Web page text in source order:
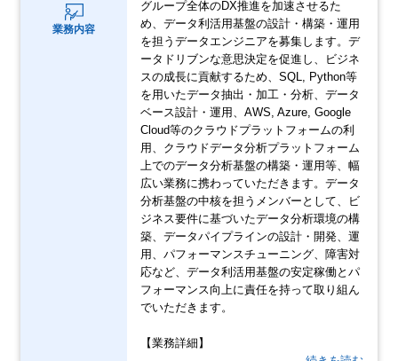
業務内容
グループ全体のDX推進を加速させるた
め、データ利活用基盤の設計・構築・運用
を担うデータエンジニアを募集します。デ
ータドリブンな意思決定を促進し、ビジネ
スの成長に貢献するため、SQL, Python等
を用いたデータ抽出・加工・分析、データ
ベース設計・運用、AWS, Azure, Google
Cloud等のクラウドプラットフォームの利
用、クラウドデータ分析プラットフォーム
上でのデータ分析基盤の構築・運用等、幅
広い業務に携わっていただきます。データ
分析基盤の中核を担うメンバーとして、ビ
ジネス要件に基づいたデータ分析環境の構
築、データパイプラインの設計・開発、運
用、パフォーマンスチューニング、障害対
応など、データ利活用基盤の安定稼働とパ
フォーマンス向上に責任を持って取り組ん
でいただきます。
【業務詳細】